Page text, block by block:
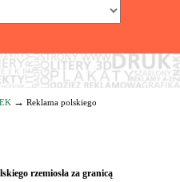
→ Reklama polskiego
rzemiosła za granicą